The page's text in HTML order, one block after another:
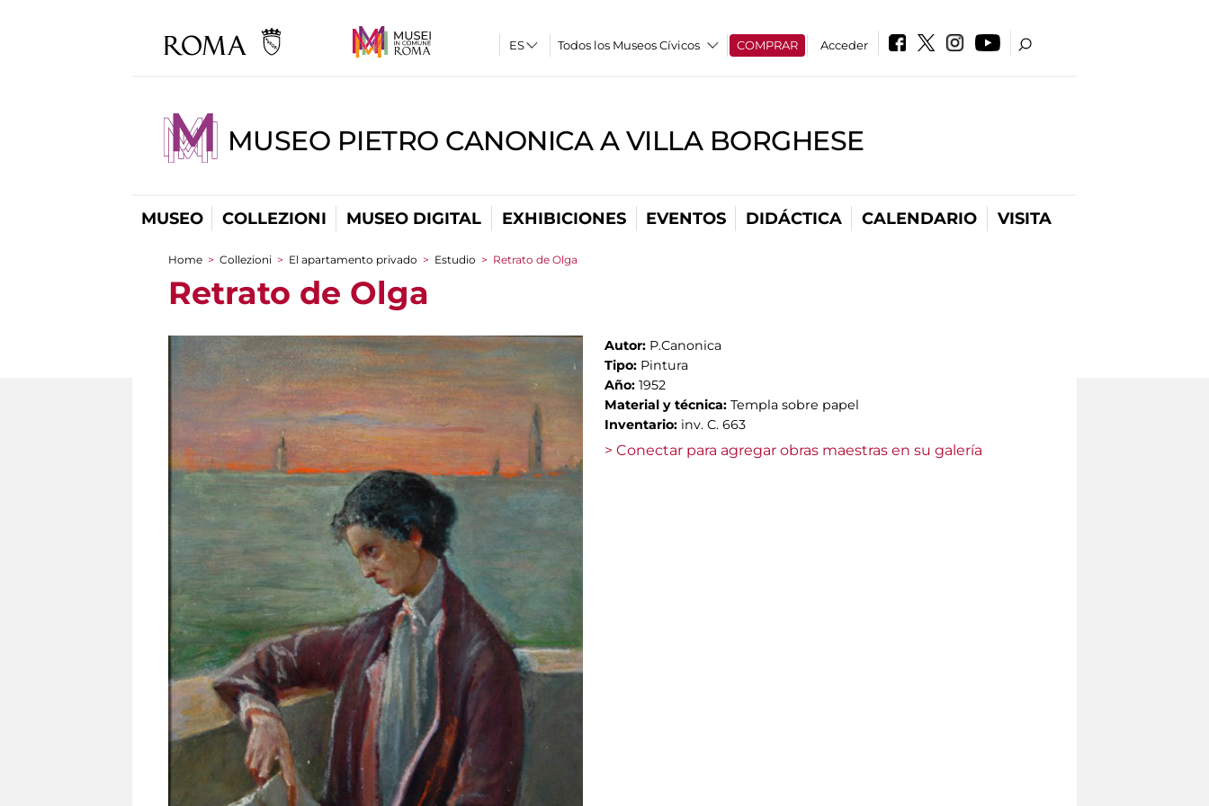
Todos los Museos Cívicos COMPRAR Acceder
MUSEO PIETRO CANONICA A VILLA BORGHESE
MUSEO COLLEZIONI MUSEO DIGITAL EXHIBICIONES EVENTOS DIDÁCTICA CALENDARIO VISITA
You are here
Home > Collezioni > El apartamento privado > Estudio > Retrato de Olga
Retrato de Olga
Autor: P.Canonica
Tipo: Pintura
Año: 1952
Material y técnica: Templa sobre papel
Inventario: inv. C. 663
> Conectar para agregar obras maestras en su galería